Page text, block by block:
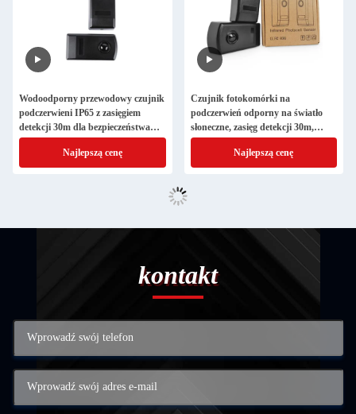
Wodoodporny przewodowy czujnik
podczerwieni IP65 z zasięgiem
detekcji 30m dla bezpieczeństwa
bramy
Najlepszą cenę
Czujnik fotokomórki na
podczerwień odporny na światło
słoneczne, zasięg detekcji 30m,
wodoodporność IP65, do
zabezpieczenia bram
Najlepszą cenę
kontakt